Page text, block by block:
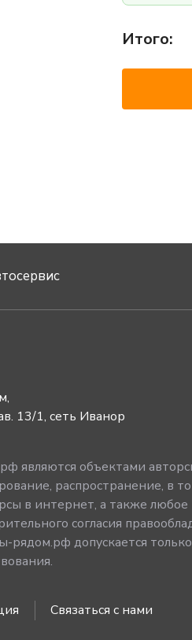
Итого:
13/1, сеть Иванор
являются объектами
распространение, в
в интернет, а также любое
согласия
допускается
Связаться с нами